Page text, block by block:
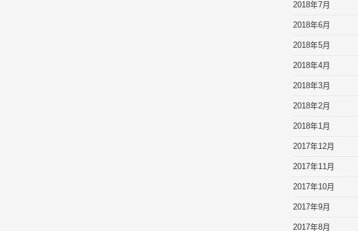
2018年7月
2018年6月
2018年5月
2018年4月
2018年3月
2018年2月
2018年1月
2017年12月
2017年11月
2017年10月
2017年9月
2017年8月